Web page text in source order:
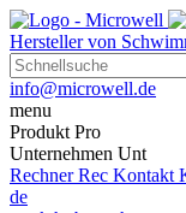
Hersteller von
info@microwell.de
menu
Produkt Pro
Unternehmen Unt
Rechner Rec Kontakt
de